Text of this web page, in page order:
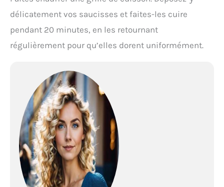
délicatement vos saucisses et faites-les cuire
pendant 20 minutes, en les retournant
régulièrement pour qu’elles dorent uniformément.